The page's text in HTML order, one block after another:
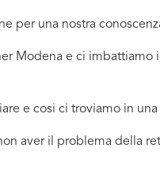
per una nostra
Modena e ci imbattiamo
e cosi ci troviamo in
aver il problema della